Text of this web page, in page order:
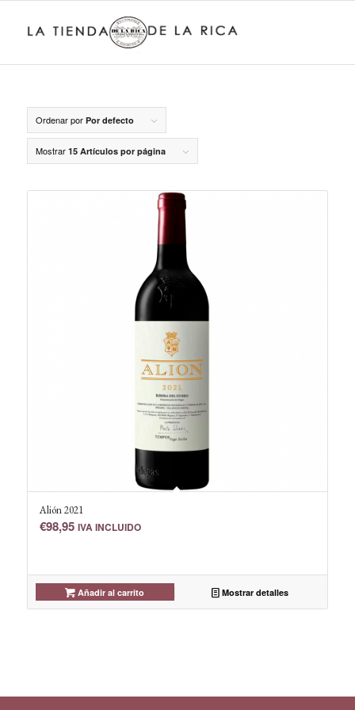
Ordenar por Por defecto
Mostrar 15 Artículos por página
Alión 2021
€98,95 IVA INCLUIDO
Añadir al carrito Mostrar detalles